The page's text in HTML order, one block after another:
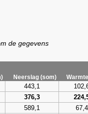
de gegevens
Neerslag (som)
443,1
376,3
589,1 67,4